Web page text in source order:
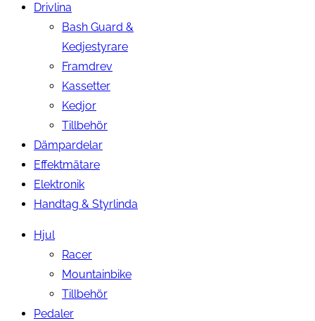
Drivlina
Bash Guard &
Kedjestyrare
Framdrev
Kassetter
Kedjor
Tillbehör
Dämpardelar
Effektmätare
Elektronik
Handtag & Styrlinda
Hjul
Racer
Mountainbike
Tillbehör
Pedaler